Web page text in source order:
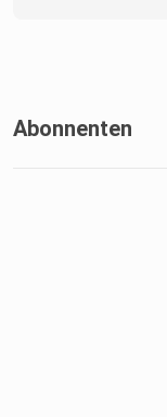
Abonnenten